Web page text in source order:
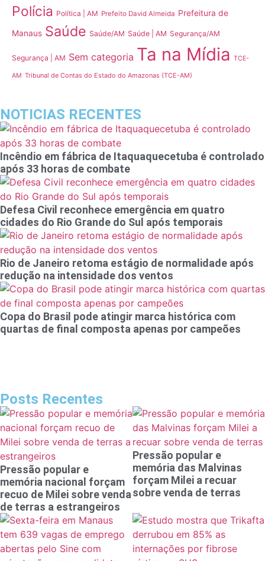
Polícia Política | AM Prefeito David Almeida Prefeitura de
Manaus Saúde Saúde/AM Saúde | AM Segurança/AM
Segurança | AM Sem categoria Ta na Mídia TCE-
AM Tribunal de Contas do Estado do Amazonas (TCE-AM)
NOTICIAS RECENTES
Incêndio em fábrica de Itaquaquecetuba é controlado
após 33 horas de combate
Defesa Civil reconhece emergência em quatro
cidades do Rio Grande do Sul após temporais
Rio de Janeiro retoma estágio de normalidade após
redução na intensidade dos ventos
Copa do Brasil pode atingir marca histórica com
quartas de final composta apenas por campeões
Posts Recentes
Pressão popular e
memória nacional forçam
recuo de Milei sobre venda
de terras a estrangeiros
Pressão popular e
memória das Malvinas
forçam Milei a recuar
sobre venda de terras